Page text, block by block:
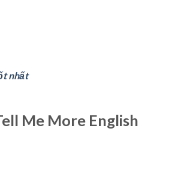
nhất
Me More English